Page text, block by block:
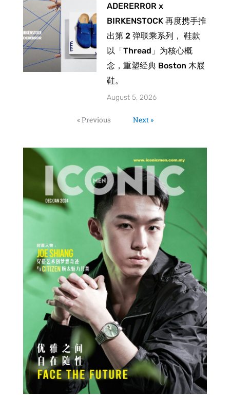
ADERERROR x
BIRKENSTOCK 再度携手推
出第 2 弹联乘系列， 鞋款
以「Thread」为核心概
念，重塑经典 Boston 木屐
鞋。
August 5, 2026
« Previous Next »